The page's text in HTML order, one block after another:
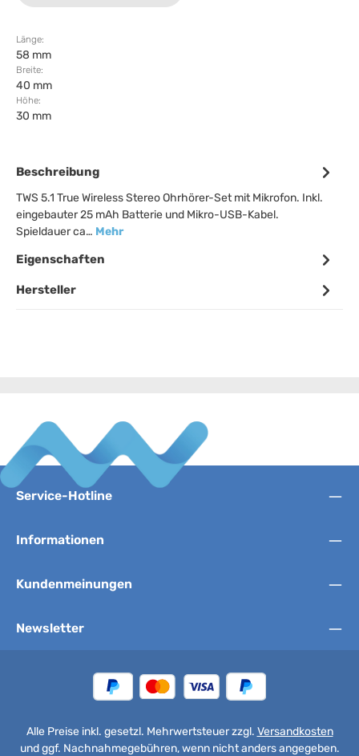
Länge:
58 mm
Breite:
40 mm
Höhe:
30 mm
Beschreibung
TWS 5.1 True Wireless Stereo Ohrhörer-Set mit Mikrofon. Inkl.
eingebauter 25 mAh Batterie und Mikro-USB-Kabel.
Spieldauer ca… Mehr
Eigenschaften
Hersteller
Service-Hotline
Informationen
Kundenmeinungen
Newsletter
Alle Preise inkl. gesetzl. Mehrwertsteuer zzgl. Versandkosten
und ggf. Nachnahmegebühren, wenn nicht anders angegeben.